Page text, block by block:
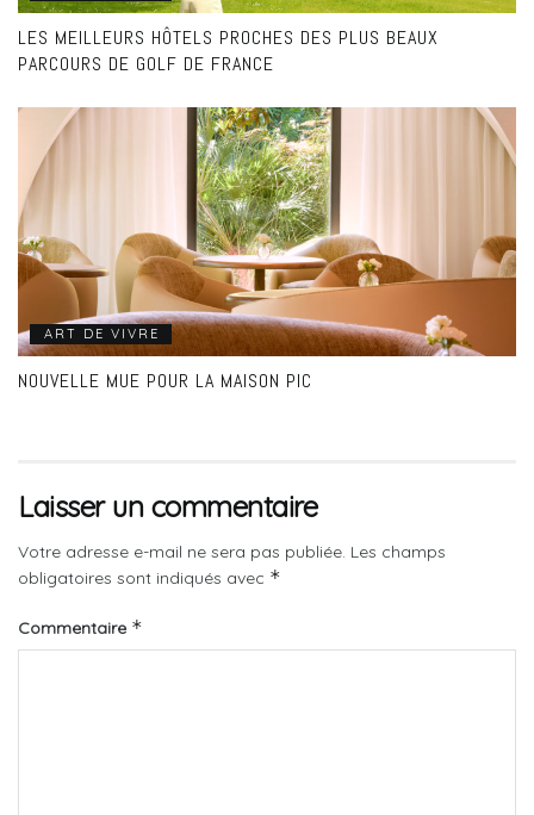
LES MEILLEURS HÔTELS PROCHES DES PLUS BEAUX
PARCOURS DE GOLF DE FRANCE
ART DE VIVRE
NOUVELLE MUE POUR LA MAISON PIC
Laisser un commentaire
Votre adresse e-mail ne sera pas publiée. Les champs
obligatoires sont indiqués avec *
Commentaire *